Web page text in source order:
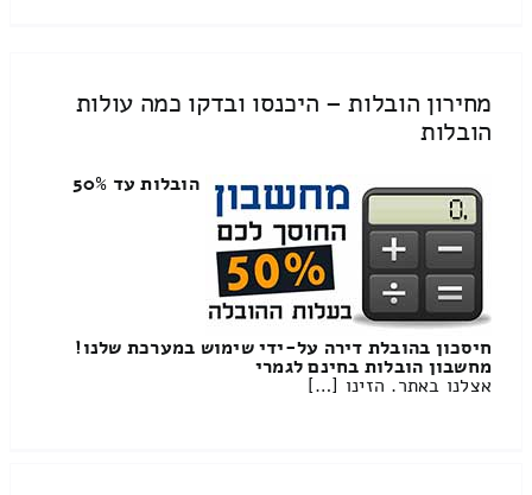
מחירון הובלות – היכנסו ובדקו כמה עולות
הובלות
הובלות עד 50%
חיסכון בהובלת דירה על-ידי שימוש במערכת שלנו!
מחשבון הובלות בחינם לגמרי
אצלנו באתר. הזינו […]